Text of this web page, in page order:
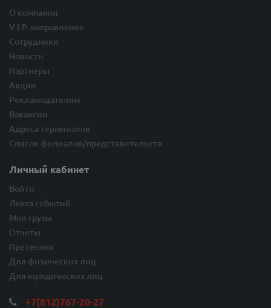
О компании
V.I.P. направление
Сотрудники
Новости
Партнёры
Акции
Рекламодателям
Вакансии
Адреса терминалов
Список филиалов/представительств
Личный кабинет
Войти
Лента событий
Мои грузы
Отчеты
Претензии
Для физических лиц
Для юридических лиц
+7(812)767-20-27